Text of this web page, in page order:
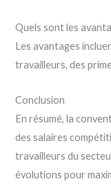
Quels sont les
Les avantages
travailleurs, des
Conclusion
En résumé, la
des salaires
travailleurs du
évolutions pour